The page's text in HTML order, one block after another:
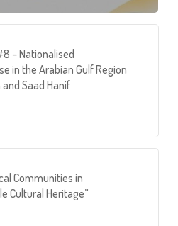
– Nationalised
in the Arabian Gulf Region
Saad Hanif
Communities in
Cultural Heritage”